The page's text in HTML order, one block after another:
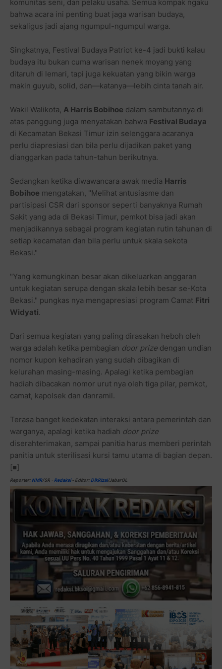
komunitas seni, dan pelaku usaha. Semua kompak ngaku
bahwa acara ini penting buat jaga warisan budaya,
sekaligus jadi ajang ngumpul-ngumpul warga.
Singkatnya, Festival Budaya Patriot ke-4 jadi bukti kalau
budaya itu bukan cuma warisan nenek moyang yang
ditaruh di lemari, tapi juga kekuatan yang bikin warga
makin guyub, solid, dan—katanya—lebih cinta tanah air.
Wakil Walikota, A Harris Bobihoe dalam sambutannya di
atas panggung juga menyatakan bahwa Festival Budaya
di Kecamatan Bekasi Timur izin selenggara acaranya
perlu diapresiasi dan bila perlu dijadikan paket yang
dianggarkan pada tahun-tahun berikutnya.
Sedangkan ketika diwawancara awak media Harris
Bobihoe mengatakan, "Melihat antusiasme dan
partisipasi CSR dari sponsor seperti banyaknya Rumah
Sakit yang ada di Bekasi Timur, pemkot bisa jadi akan
menjadikannya sebagai program kegiatan rutin tahunan di
setiap kecamatan dan bila perlu untuk skala sekota
Bekasi."
"Yang kemungkinan besar akan dikeluarkan anggaran
untuk kegiatan serupa dengan skala lebih besar se-Kota
Bekasi." pungkas nya mengapresiasi program Camat Fitri
Widyati.
Dari semua kegiatan yang paling dirasakan heboh oleh
warga adalah ketika pembagian door prize dengan undian
nomor kupon kehadiran yang sudah dibagikan di
kelurahan masing-masing. Apalagi ketika pembagian
hadiah dibacakan nomor urut nya oleh tiga pilar, pemkot,
camat, kapolsek dan danramil.
Terasa banget kedekatan interaksi antara pemerintah dan
warganya, apalagi ketika hadiah door prize
diserahterimakan, sampai panitia harus memberi perintah
panitia untuk sterilisasi kursi tamu utama di bagian depan.
[■]
Reporter: NMR/SR - Redaksi- Editor: DikRizal/JabarOL